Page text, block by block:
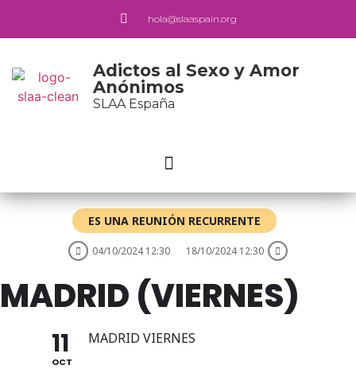
hola@slaaspain.org
Adictos al Sexo y Amor
Anónimos
SLAA España
ES UNA REUNIÓN RECURRENTE
04/10/2024 12:30 18/10/2024 12:30
MADRID (VIERNES)
11
OCT
MADRID VIERNES